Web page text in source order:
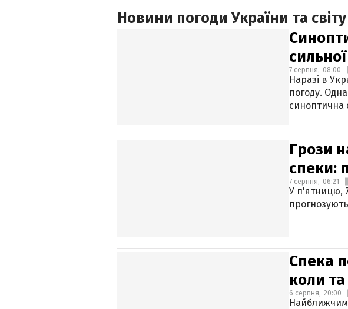
Новини погоди України та світу
7 серпня, 08:00
Наразі в
погоду.
синоптична
Грози
спеки:
7 серпня, 06:21
У п'ятницю,
Спека
коли та
6 серпня, 20:00